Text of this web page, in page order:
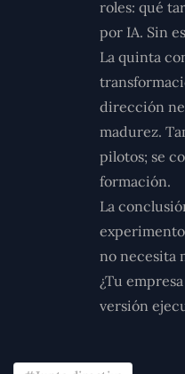
roles: qué
por IA. Sin
La quinta
dirección
madurez.
pilotos; se
formación.
La
no necesita
¿Tu
versión